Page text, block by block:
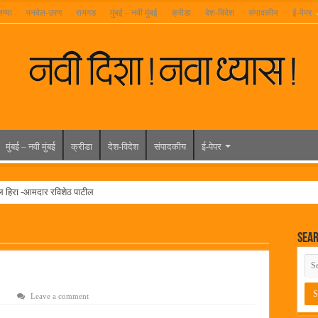
पनवेल-उरण रायगड मुंबई – नवी मुंबई क्रीडा देश-विदेश संपादकीय ई-पेपर
मुंबई – नवी मुंबई क्रीडा देश-विदेश संपादकीय ई-पेपर
-आमदार रविशेठ पाटील
मुख्य प्रशासकीय कार्यालयासह भव्य मूट कोर्टचे बुधवारी उद्घाटन
Leave a comment